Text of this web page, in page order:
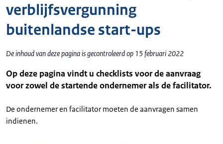
verblijfsvergunning
buitenlandse start-ups
De inhoud van deze pagina is gecontroleerd op 15 februari 2022
Op deze pagina vindt u checklists voor de aanvraag
voor zowel de startende ondernemer als de facilitator.
De ondernemer en facilitator moeten de aanvragen samen
indienen.